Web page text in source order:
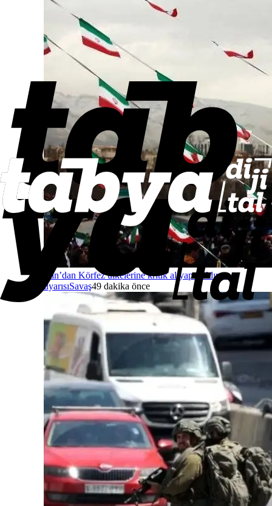
İran’dan Körfez ülkelerine kritik altyapı saldırısı
uyarısıSavaş49 dakika önce